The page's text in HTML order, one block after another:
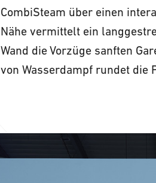
CombiSteam über einen
Nähe vermittelt ein
Wand die Vorzüge sanften
von Wasserdampf rundet die